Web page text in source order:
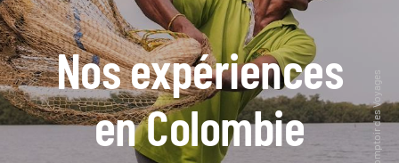
Nos expériences
en Colombie